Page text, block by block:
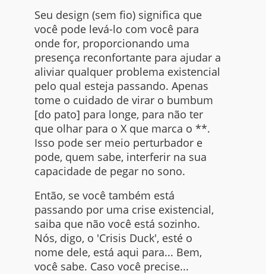
Seu design (sem fio) significa que
você pode levá-lo com você para
onde for, proporcionando uma
presença reconfortante para ajudar a
aliviar qualquer problema existencial
pelo qual esteja passando. Apenas
tome o cuidado de virar o bumbum
[do pato] para longe, para não ter
que olhar para o X que marca o **.
Isso pode ser meio perturbador e
pode, quem sabe, interferir na sua
capacidade de pegar no sono.
Então, se você também está
passando por uma crise existencial,
saiba que não você está sozinho.
Nós, digo, o 'Crisis Duck', esté o
nome dele, está aqui para... Bem,
você sabe. Caso você precise...